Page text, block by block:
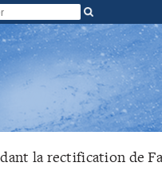
la rectification de